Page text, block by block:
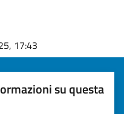
17:43
su questa